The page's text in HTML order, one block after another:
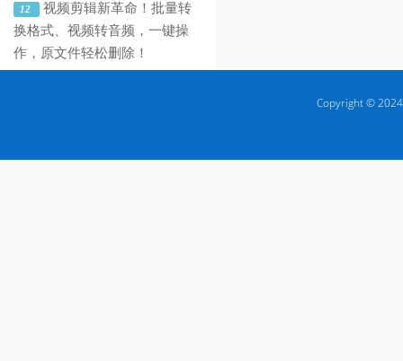
12
视频剪辑新革命！批量转
换格式、视频转音频，一键操
作，原文件轻松删除！
Copyright ©